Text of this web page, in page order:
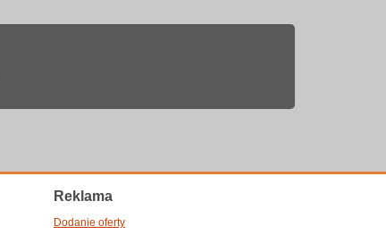
Reklama
Dodanie oferty